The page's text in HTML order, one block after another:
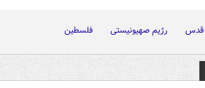
قدس رژیم صهیونیستی فلسطین